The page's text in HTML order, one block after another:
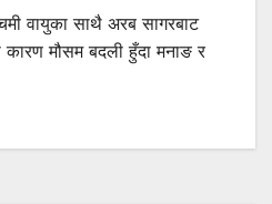
वायुका साथै अरब सागरबाट
कारण मौसम बदली हुँदा मनाङ र